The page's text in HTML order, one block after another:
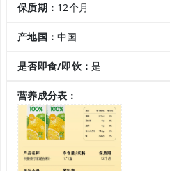
保质期： 12个月
产地国：中国
是否即食/即饮：是
营养成分表：